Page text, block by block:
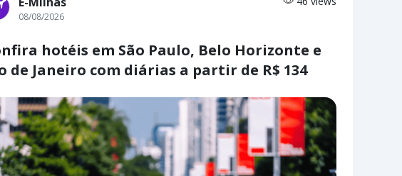
08/08/2026
hotéis em São Paulo, Belo Horizonte e
de Janeiro com diárias a partir de R$ 134